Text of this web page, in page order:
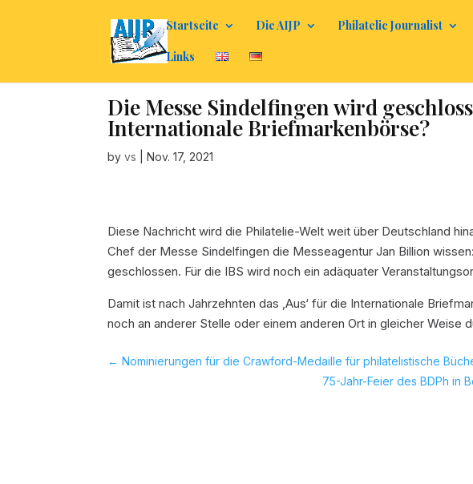
Startseite Die AIJP Philatelic Journalist
Links
Die Messe Sindelfingen wird
Internationale Briefmarkenbörse?
byvs |Nov. 17, 2021
Diese Nachricht wird die Philatelie-Welt weit über Deutschland
Chef der Messe Sindelfingen die Messeagentur Jan Billion
geschlossen. Für die IBS wird noch ein adäquater
Damit ist nach Jahrzehnten das ‚Aus‘ für die Internationale
noch an anderer Stelle oder einem anderen Ort in gleicher Weise
←Nominierungen für die Crawford-Medaille für philatelistische
75-Jahr-Feier des BDPh in